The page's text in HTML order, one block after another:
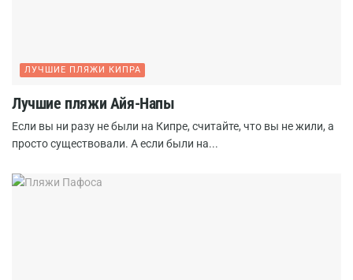
ЛУЧШИЕ ПЛЯЖИ КИПРА
Лучшие пляжи Айя-Напы
Если вы ни разу не были на Кипре, считайте, что вы не жили, а
просто существовали. А если были на...